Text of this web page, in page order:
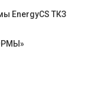
EnergyCS ТКЗ